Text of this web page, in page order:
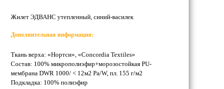
Жилет ЭДВАНС утепленный, синий-василек
Дополнительная информация:
Ткань верха: «Нортси», «Concordia Textiles»
Состав: 100% микрополиэфир+морозостойкая PU-
мембрана DWR 1000/ < 12м2 Pа/W, пл. 155 г/м2
Подкладка: 100% полиэфир